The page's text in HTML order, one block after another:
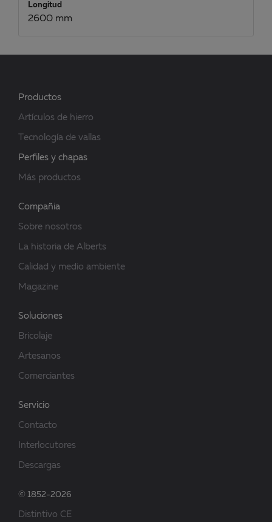
Longitud
2600 mm
Productos
Artículos de hierro
Tecnología de vallas
Perfiles y chapas
Más productos
Compañia
Sobre nosotros
La historia de Alberts
Calidad y medio ambiente
Magazine
Soluciones
Bricolaje
Artesanos
Comerciantes
Servicio
Contacto
Interlocutores
Descargas
© 1852-2026
Distintivo CE